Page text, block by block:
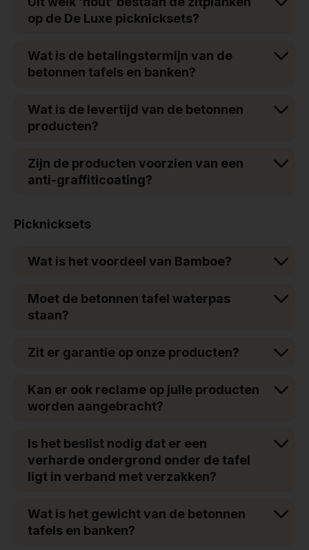
op de De Luxe picknicksets?
Wat is de betalingstermijn van de
betonnen tafels en banken?
Wat is de levertijd van de betonnen
producten?
Zijn de producten voorzien van een
anti-graffiticoating?
Picknicksets
Wat is het voordeel van Bamboe?
Moet de betonnen tafel waterpas
staan?
Zit er garantie op onze producten?
Kan er ook reclame op julle producten
worden aangebracht?
Is het beslist nodig dat er een
verharde ondergrond onder de tafel
ligt in verband met verzakken?
Wat is het gewicht van de betonnen
tafels en banken?